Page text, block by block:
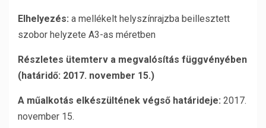
Elhelyezés: a mellékelt helyszínrajzba beillesztett
szobor helyzete A3-as méretben
Részletes ütemterv a megvalósítás függvényében
(határidő: 2017. november 15.)
A műalkotás elkészültének végső határideje: 2017.
november 15.